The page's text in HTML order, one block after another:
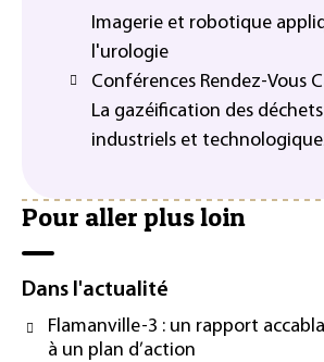
Imagerie et robotique
l'urologie
Conférences Rendez-Vous
La gazéification des
industriels et
Pour aller plus loin
Dans l'actualité
Flamanville-3 : un rapport
à un plan d’action